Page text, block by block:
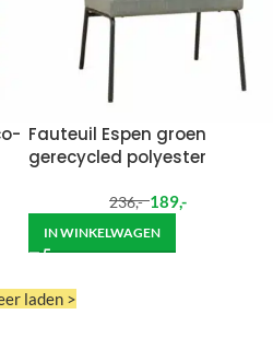
Fauteuil Espen groen
gerecycled polyester
236,- 189,-
IN WINKELWAGEN
laden >